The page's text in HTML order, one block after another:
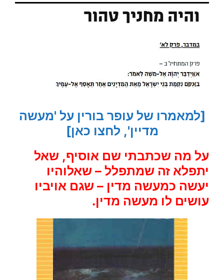
[למאמרו של עופר בורין על 'מעשה
מדיין', לחצו כאן]
על מה שכתבתי שם אוסיף, שאל
יתפלא זה שמתפלל – שאלוהיו
יעשה כמעשה מדין – שגם אויביו
עושים לו מעשה מדין.